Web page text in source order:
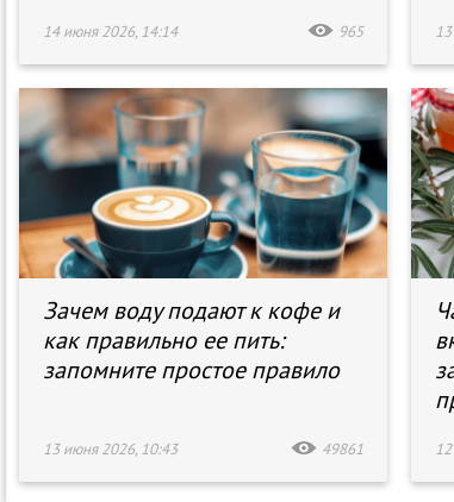
14 июня 2026, 14:14 965
Зачем воду подают к кофе и
как правильно ее пить:
запомните простое правило
13 июня 2026, 10:43 49861